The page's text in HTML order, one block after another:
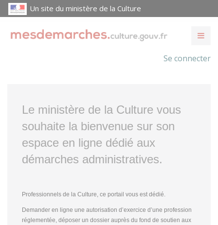
Un site du ministère de la Culture
Se connecter
Le ministère de la Culture vous
souhaite la bienvenue sur son
espace en ligne dédié aux
démarches administratives.
Professionnels de la Culture, ce portail vous est dédié.
Demander en ligne une autorisation d’exercice d’une profession
réglementée, déposer un dossier auprès du fond de soutien aux